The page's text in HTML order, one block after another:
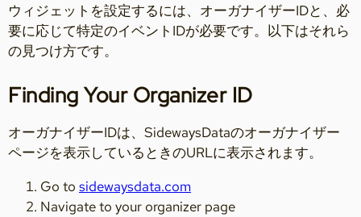
ウィジェットを設定するには、オーガナイザーIDと、必
要に応じて特定のイベントIDが必要です。以下はそれら
の見つけ方です。
Finding Your Organizer ID
オーガナイザーIDは、SidewaysDataのオーガナイザー
ページを表示しているときのURLに表示されます。
Go to sidewaysdata.com
Navigate to your organizer page